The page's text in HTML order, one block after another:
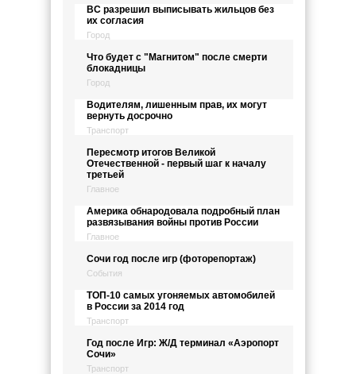
ВС разрешил выписывать жильцов без
их согласия
Город
Что будет с "Магнитом" после смерти
блокадницы
Город
Водителям, лишенным прав, их могут
вернуть досрочно
Транспорт
Пересмотр итогов Великой
Отечественной - первый шаг к началу
третьей
Главное
Америка обнародовала подробный план
развязывания войны против России
Главное
Сочи год после игр (фоторепортаж)
События
ТОП-10 самых угоняемых автомобилей
в России за 2014 год
Транспорт
Год после Игр: Ж/Д терминал «Аэропорт
Сочи»
Транспорт